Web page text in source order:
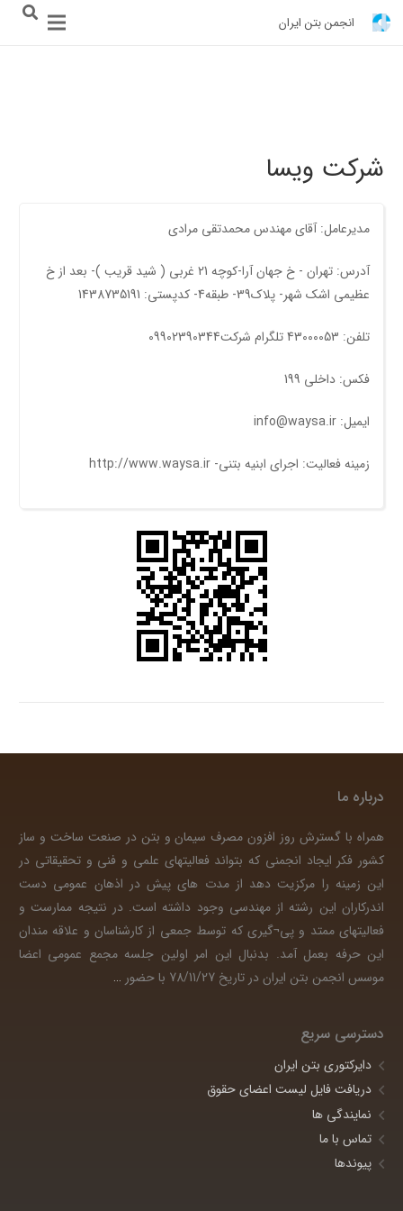
انجمن بتن ایران
شرکت ویسا
مدیرعامل: آقای مهندس محمدتقی مرادی
آدرس: تهران - خ جهان آرا-کوچه 21 غربی ( شيد قريب )- بعد از خ
عظيمی اشک شهر- پلاک39- طبقه4- کدپستی: 1438735191
تلفن: 43000053 تلگرام شرکت09902390344
فکس: داخلی 199
ایمیل: info@waysa.ir
زمینه فعالیت: اجرای ابنیه بتنی- http://www.waysa.ir
درباره ما
همراه با گسترش روز افزون مصرف سیمان و بتن در صنعت ساخت و ساز
کشور فکر ایجاد انجمنی که بتواند فعالیتهای علمی و فنی و تحقیقاتی در
این زمینه را مرکزیت دهد از مدت های پیش در اذهان عمومی دست
اندرکاران این رشته از مهندسی وجود داشته است. در نتیجه ممارست و
فعالیتهای ممتد و پی¬گیری که توسط جمعی از کارشناسان و علاقه مندان
این حرفه بعمل آمد. بدنبال این امر اولین جلسه مجمع عمومی اعضا
موسس انجمن بتن ایران در تاریخ 78/11/27 با حضور
…
دسترسی سریع
دایرکتوری بتن ایران
دریافت فایل لیست اعضای حقوق
نمایندگی ها
تماس با ما
پیوندها